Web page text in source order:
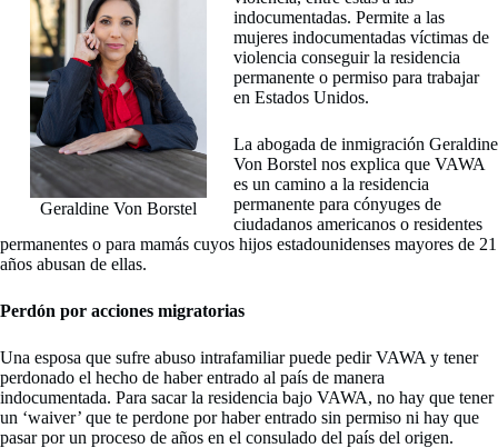
Geraldine Von Borstel
indocumentadas. Permite a las
mujeres indocumentadas víctimas de
violencia conseguir la residencia
permanente o permiso para trabajar
en Estados Unidos.
La abogada de inmigración Geraldine
Von Borstel nos explica que VAWA
es un camino a la residencia
permanente para cónyuges de
ciudadanos americanos o residentes
permanentes o para mamás cuyos hijos estadounidenses mayores de 21
años abusan de ellas.
Perdón por acciones migratorias
Una esposa que sufre abuso intrafamiliar puede pedir VAWA y tener
perdonado el hecho de haber entrado al país de manera
indocumentada. Para sacar la residencia bajo VAWA, no hay que tener
un ‘waiver’ que te perdone por haber entrado sin permiso ni hay que
pasar por un proceso de años en el consulado del país del origen.